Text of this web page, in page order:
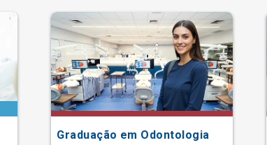
Graduação em Odontologia